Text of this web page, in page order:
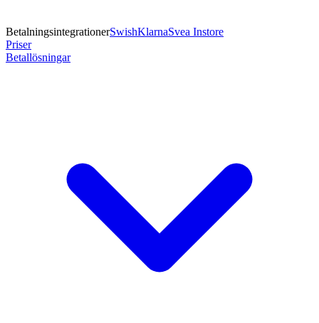
BetalningsintegrationerSwishKlarnaSvea Instore
Priser
Betallösningar